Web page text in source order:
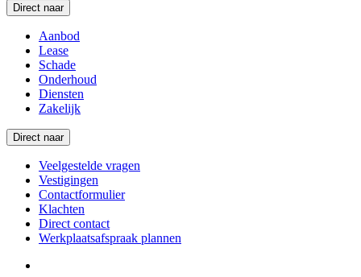
Direct naar
Aanbod
Lease
Schade
Onderhoud
Diensten
Zakelijk
Direct naar
Veelgestelde vragen
Vestigingen
Contactformulier
Klachten
Direct contact
Werkplaatsafspraak plannen